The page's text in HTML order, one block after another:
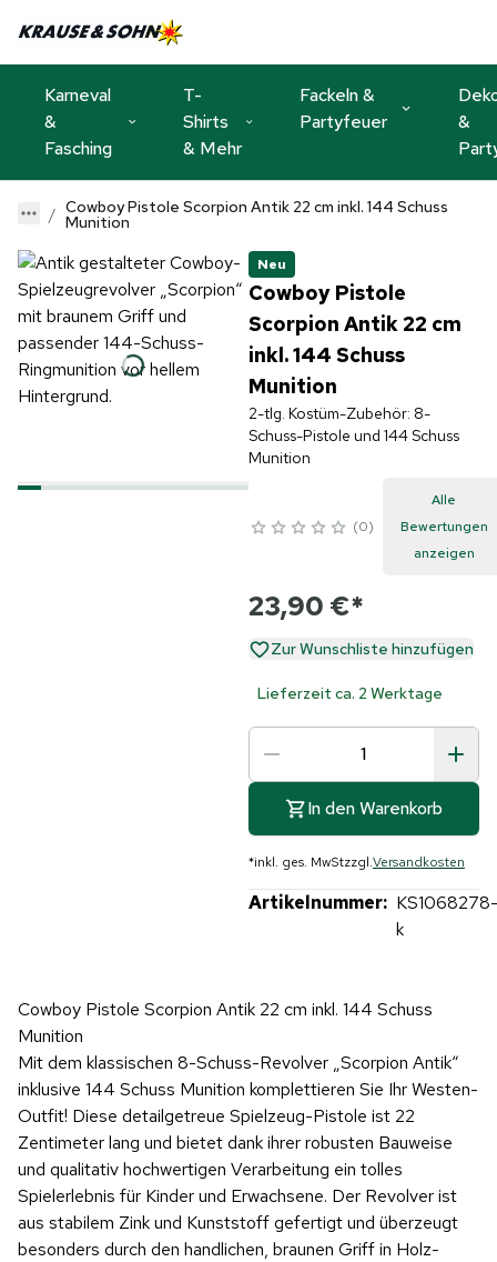
Karneval
&
Fasching
T-
Shirts
& Mehr
Fackeln &
Partyfeuer
&
Cowboy Pistole Scorpion Antik 22 cm inkl. 144 Schuss
Munition
Neu
Cowboy Pistole
Scorpion Antik 22 cm
inkl. 144 Schuss
Munition
2-tlg. Kostüm-Zubehör: 8-
Schuss-Pistole und 144 Schuss
Munition
0
Alle
Bewertungen
anzeigen
23,90 €*
Zur Wunschliste hinzufügen
Lieferzeit ca. 2 Werktage
In den Warenkorb
*inkl. ges. MwStzzgl.Versandkosten
Artikelnummer: KS1068278-
k
Cowboy Pistole Scorpion Antik 22 cm inkl. 144 Schuss
Munition
Mit dem klassischen 8-Schuss-Revolver „Scorpion Antik“
inklusive 144 Schuss Munition komplettieren Sie Ihr Westen-
Outfit! Diese detailgetreue Spielzeug-Pistole ist 22
Zentimeter lang und bietet dank ihrer robusten Bauweise
und qualitativ hochwertigen Verarbeitung ein tolles
Spielerlebnis für Kinder und Erwachsene. Der Revolver ist
aus stabilem Zink und Kunststoff gefertigt und überzeugt
besonders durch den handlichen, braunen Griff in Holz-